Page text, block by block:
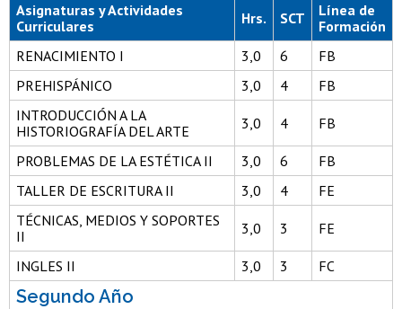
Asignaturas y Actividades
Curriculares
Hrs. SCT
Línea de
Formación
RENACIMIENTO I
3,0 6
FB
PREHISPÁNICO
3,0 4
FB
INTRODUCCIÓN A LA
HISTORIOGRAFÍA DEL ARTE
3,0 4 FB
PROBLEMAS DE LA ESTÉTICA II 3,0 6
FB
TALLER DE ESCRITURA II
3,0 4
FE
TÉCNICAS, MEDIOS Y SOPORTES
II
3,0 3 FE
INGLES II 3,0 3 FC
Segundo Año